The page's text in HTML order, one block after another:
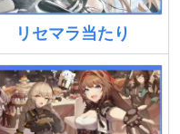
リセマラ当たり